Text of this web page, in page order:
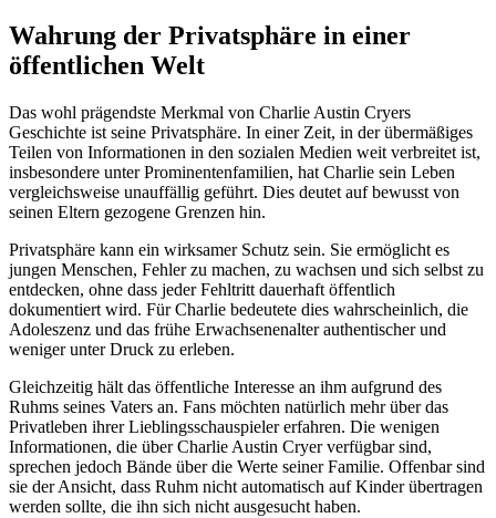
Wahrung der Privatsphäre in einer
öffentlichen Welt
Das wohl prägendste Merkmal von Charlie Austin Cryers
Geschichte ist seine Privatsphäre. In einer Zeit, in der übermäßiges
Teilen von Informationen in den sozialen Medien weit verbreitet ist,
insbesondere unter Prominentenfamilien, hat Charlie sein Leben
vergleichsweise unauffällig geführt. Dies deutet auf bewusst von
seinen Eltern gezogene Grenzen hin.
Privatsphäre kann ein wirksamer Schutz sein. Sie ermöglicht es
jungen Menschen, Fehler zu machen, zu wachsen und sich selbst zu
entdecken, ohne dass jeder Fehltritt dauerhaft öffentlich
dokumentiert wird. Für Charlie bedeutete dies wahrscheinlich, die
Adoleszenz und das frühe Erwachsenenalter authentischer und
weniger unter Druck zu erleben.
Gleichzeitig hält das öffentliche Interesse an ihm aufgrund des
Ruhms seines Vaters an. Fans möchten natürlich mehr über das
Privatleben ihrer Lieblingsschauspieler erfahren. Die wenigen
Informationen, die über Charlie Austin Cryer verfügbar sind,
sprechen jedoch Bände über die Werte seiner Familie. Offenbar sind
sie der Ansicht, dass Ruhm nicht automatisch auf Kinder übertragen
werden sollte, die ihn sich nicht ausgesucht haben.